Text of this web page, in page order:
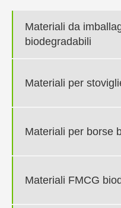
Materiali da
biodegradabili
Materiali per
Materiali per borse
Materiali FMCG